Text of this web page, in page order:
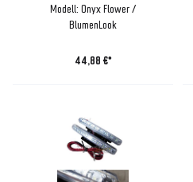
Modell: Onyx Flower /
BlumenLook
44,88 €*